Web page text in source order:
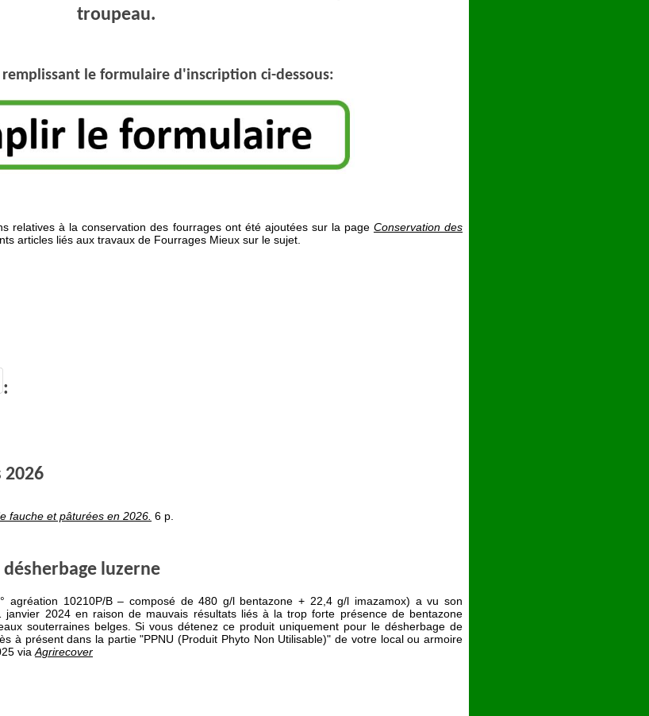
troupeau.
remplissant le formulaire d'inscription ci-dessous:
relatives à la conservation des fourrages ont été ajoutées sur la page Conservation des
articles liés aux travaux de Fourrages Mieux sur le sujet.
:
2026
fauche et pâturées en 2026. 6 p.
luzerne
agréation 10210P/B – composé de 480 g/l bentazone + 22,4 g/l imazamox) a vu son
2024 en raison de mauvais résultats liés à la trop forte présence de bentazone
souterraines belges. Si vous détenez ce produit uniquement pour le désherbage de
à présent dans la partie "PPNU (Produit Phyto Non Utilisable)" de votre local ou armoire
via Agrirecover